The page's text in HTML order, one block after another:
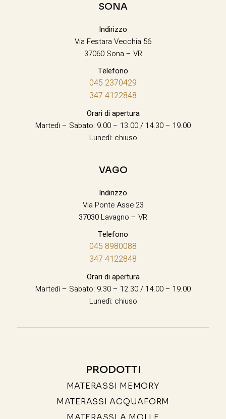
SONA
Indirizzo
Via Festara Vecchia 56
37060 Sona – VR
Telefono
045 2370429
347 4122848
Orari di apertura
Martedì – Sabato: 9.00 – 13.00 / 14.30 – 19.00
Lunedì: chiuso
VAGO
Indirizzo
Via Ponte Asse 23
37030 Lavagno – VR
Telefono
045 8980088
347 4122848
Orari di apertura
Martedì – Sabato: 9.30 – 12.30 / 14.00 – 19.00
Lunedì: chiuso
PRODOTTI
MATERASSI MEMORY
MATERASSI ACQUAFORM